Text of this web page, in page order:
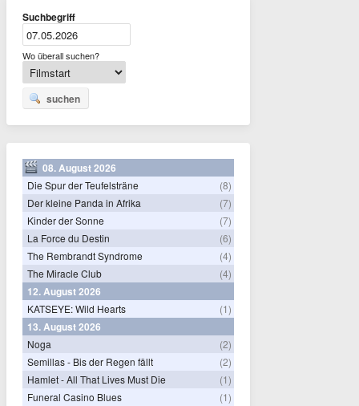
Suchbegriff
Wo überall suchen?
suchen
08. August 2026
Die Spur der Teufelsträne
(8)
Der kleine Panda in Afrika
(7)
Kinder der Sonne
(7)
La Force du Destin
(6)
The Rembrandt Syndrome
(4)
The Miracle Club
(4)
12. August 2026
KATSEYE: Wild Hearts (1)
13. August 2026
Noga
(2)
Semillas - Bis der Regen fällt
(2)
Hamlet - All That Lives Must Die
(1)
Funeral Casino Blues
(1)